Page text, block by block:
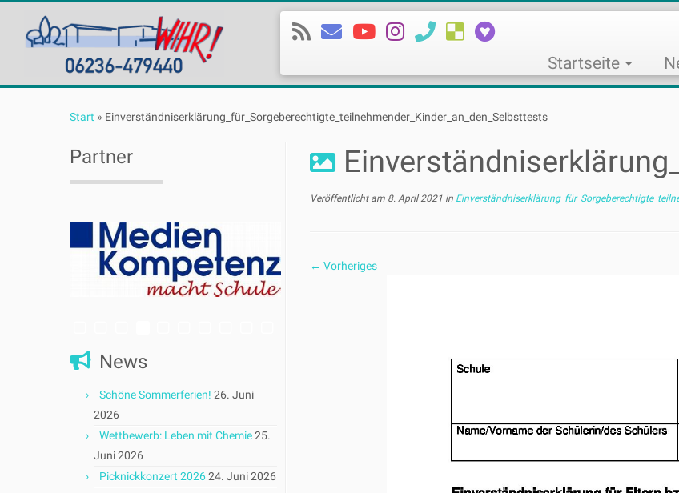
Startseite
Start » Einverständniserklärung_für_Sorgeberechtigte_teilnehmender_Kinder_an_den_Selbsttests
Partner
News
Schöne Sommerferien! 26. Juni
2026
Wettbewerb: Leben mit Chemie25.
Juni 2026
Picknickkonzert 202624. Juni 2026
Veröffentlicht am 8. April 2021 in
← Vorheriges